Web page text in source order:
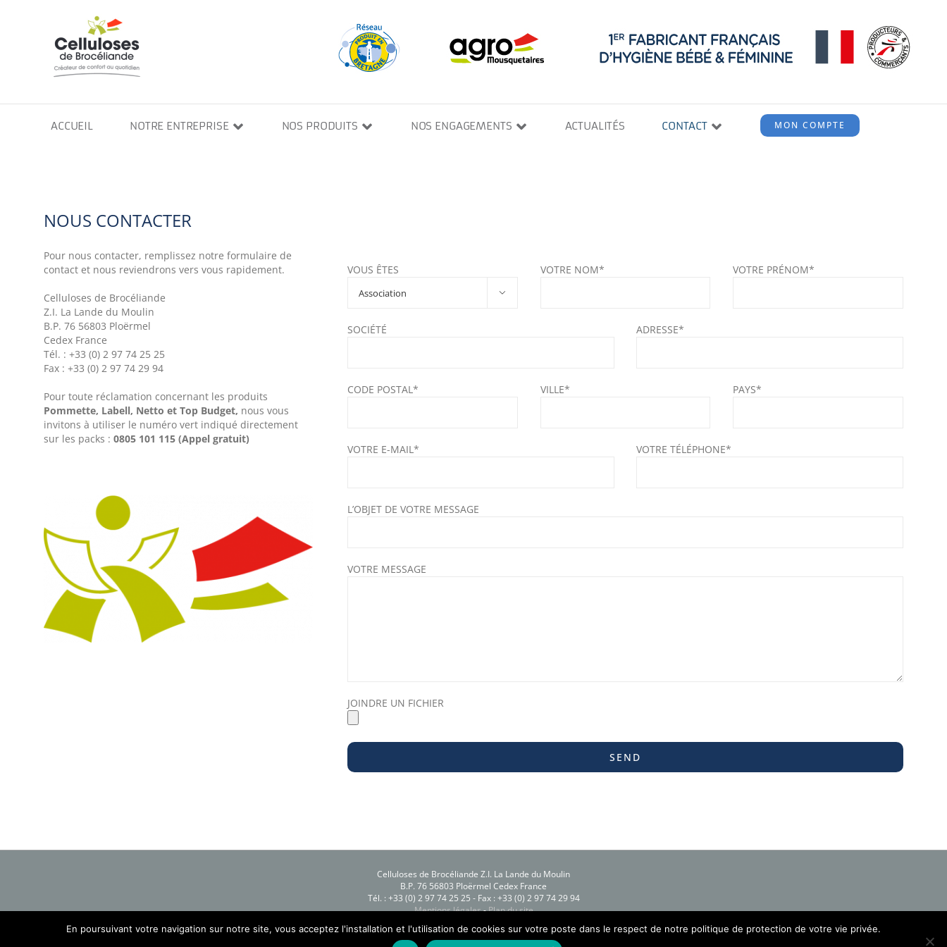
ACCUEIL NOTRE ENTREPRISE NOS PRODUITS NOS ENGAGEMENTS ACTUALITÉS CONTACT MON COMPTE
NOUS CONTACTER
Pour nous contacter, remplissez notre formulaire de
contact et nous reviendrons vers vous rapidement.
Celluloses de Brocéliande
Z.I. La Lande du Moulin
B.P. 76 56803 Ploërmel
Cedex France
Tél. : +33 (0) 2 97 74 25 25
Fax : +33 (0) 2 97 74 29 94
Pour toute réclamation concernant les produits
Pommette, Labell, Netto et Top Budget, nous vous
invitons à utiliser le numéro vert indiqué directement
sur les packs : 0805 101 115 (Appel gratuit)
VOUS ÊTES

VOTRE NOM* VOTRE PRÉNOM*
SOCIÉTÉ ADRESSE*
CODE POSTAL* VILLE* PAYS*
VOTRE E-MAIL* VOTRE TÉLÉPHONE*
L’OBJET DE VOTRE MESSAGE
VOTRE MESSAGE
JOINDRE UN FICHIER
Celluloses de Brocéliande Z.I. La Lande du Moulin
B.P. 76 56803 Ploërmel Cedex France
Tél. : +33 (0) 2 97 74 25 25 - Fax : +33 (0) 2 97 74 29 94
Mentions légales-Plan du site
Copyright 2016 Celluloses de Brocéliande
En poursuivant votre navigation sur notre site, vous acceptez l'installation et l'utilisation de cookies sur votre poste dans le respect de notre politique de protection de votre vie privée.